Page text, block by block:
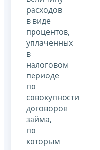
расходов
в виде
процентов,
уплаченных
в
налоговом
периоде
по
совокупности
договоров
займа,
по
которым